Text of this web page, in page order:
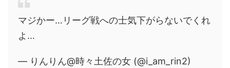
マジかー…リーグ戦への士気下がらないでくれ
よ…
— りんりん@時々土佐の女 (@i_am_rin2)